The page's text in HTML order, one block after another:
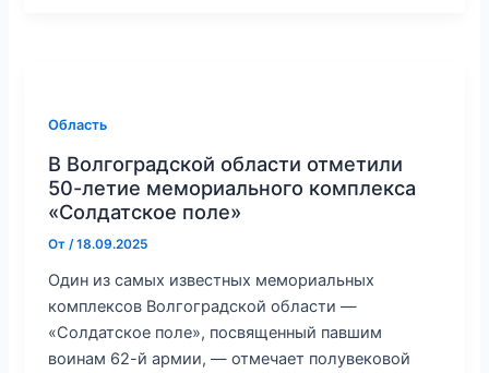
Область
В Волгоградской области отметили
50-летие мемориального комплекса
«Солдатское поле»
От /18.09.2025
Один из самых известных мемориальных
комплексов Волгоградской области —
«Солдатское поле», посвященный павшим
воинам 62-й армии, — отмечает полувековой